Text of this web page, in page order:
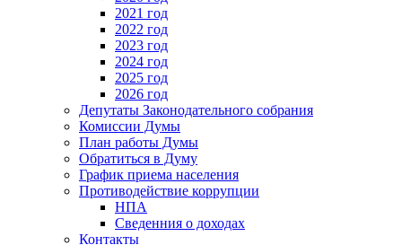
2021 год
2022 год
2023 год
2024 год
2025 год
2026 год
Депутаты Законодательного собрания
Комиссии Думы
План работы Думы
Обратиться в Думу
График приема населения
Противодействие коррупции
НПА
Сведенния о доходах
Контакты